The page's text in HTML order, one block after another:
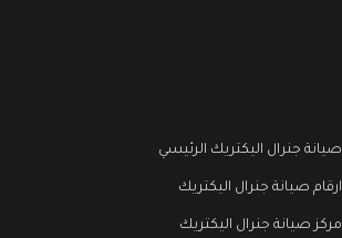
صيانة جنرال اليكتريك الرئيسي
ارقام صيانة جنرال اليكتريك
مركز صيانة جنرال اليكتريك